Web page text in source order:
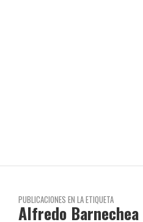
PUBLICACIONES EN LA ETIQUETA
Alfredo Barnechea